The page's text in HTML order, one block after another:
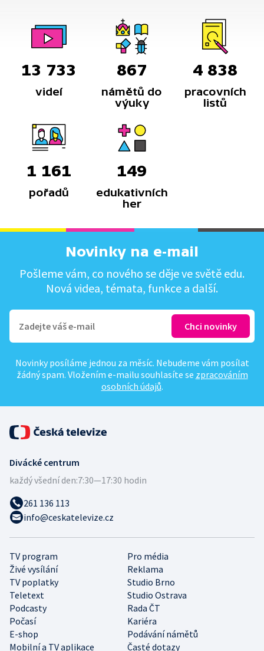
13 733
videí
867
námětů do
výuky
4 838
pracovních
listů
1 161
pořadů
149
edukativních
her
Novinky na e-mail
Pošleme vám, co nového se děje ve světě edu.
Nová videa, témata, funkce a další.
Novinky posíláme jednou za měsíc. Nebudeme vám posílat
žádný spam. Vložením e-mailu souhlasíte se zpracováním
osobních údajů.